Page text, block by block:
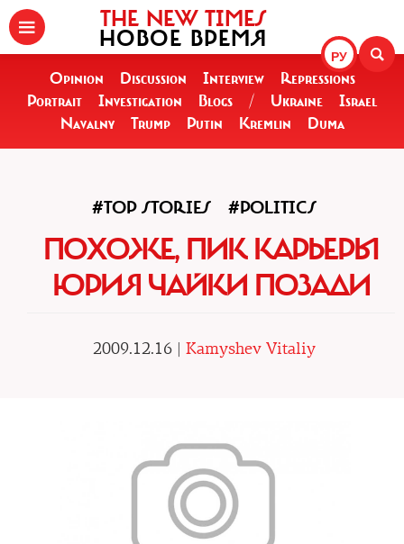
РУ
THE NEW TIMES
НОВОЕ ВРЕМЯ
Opinion Discussion Interview
Repressions
Portrait
Investigation Blogs / Ukraine
Israel
Navalny
Trump Putin Kremlin Duma
#TOP STORIES #POLITICS
ПОХОЖЕ, ПИК КАРЬЕРЫ
ЮРИЯ ЧАЙКИ ПОЗАДИ
2009.12.16 | Kamyshev Vitaliy